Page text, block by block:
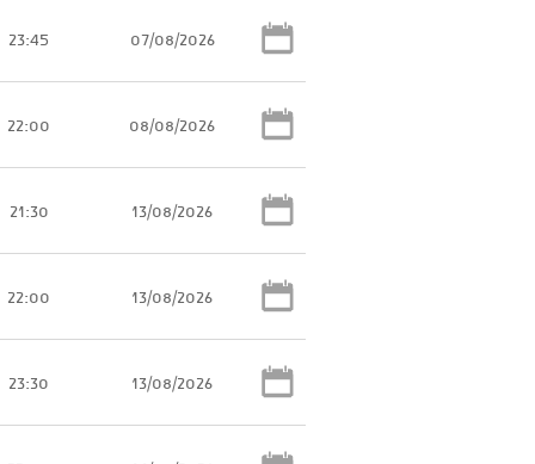
07/08/2026
23:45
08/08/2026
22:00
13/08/2026
21:30
13/08/2026
22:00
13/08/2026
23:30